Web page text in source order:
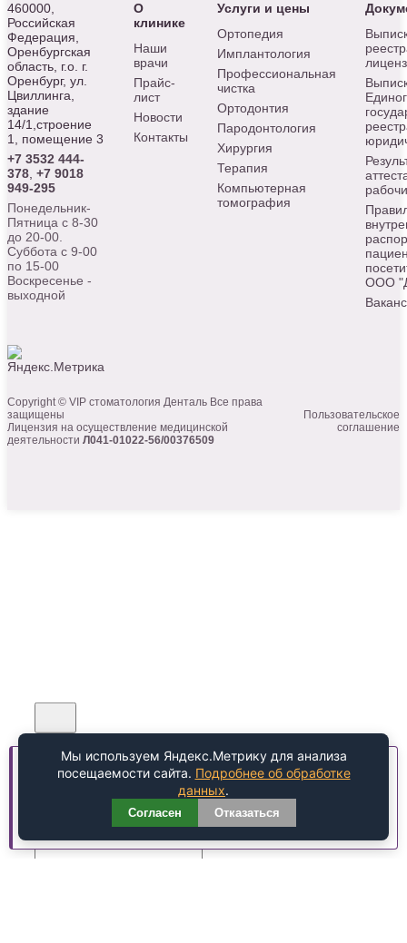
460000,
Российская
Федерация,
Оренбургская
область, г.о. г.
Оренбург, ул.
Цвиллинга,
здание
14/1,строение
1, помещение 3
+7 3532 444-
378, +7 9018
949-295
Понедельник-
Пятница с 8-30
до 20-00.
Суббота с 9-00
по 15-00
Воскресенье -
выходной
О
клинике
Наши
врачи
Прайс-
лист
Новости
Контакты
Услуги и цены
Ортопедия
Имплантология
Профессиональная
чистка
Ортодонтия
Пародонтология
Хирургия
Терапия
Компьютерная
томография
ООО
Copyright © VIP стоматология Денталь Все права
защищены
Лицензия на осуществление медицинской
деятельности Л041-01022-56/00376509
Пользовательское
соглашение
Обратный звонок
Мы используем cookie-файлы для улучшения работы
Хорошо
Мы используем Яндекс.Метрику для анализа
посещаемости сайта. Подробнее об обработке
данных.
Согласен Отказаться